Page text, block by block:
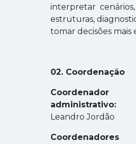
interpretar
estruturas,
tomar decisões mais
02. Coordenação
Coordenador
administrativo:
Leandro Jordão
Coordenadores